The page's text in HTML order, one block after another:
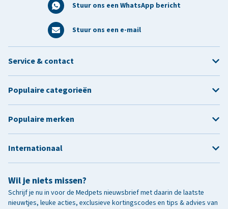
Stuur ons een WhatsApp bericht
Stuur ons een e-mail
Wil je niets missen?
Schrijf je nu in voor de Medpets nieuwsbrief met daarin de laatste
nieuwtjes, leuke acties, exclusieve kortingscodes en tips & advies van
Service & contact
Populaire categorieën
Populaire merken
Internationaal